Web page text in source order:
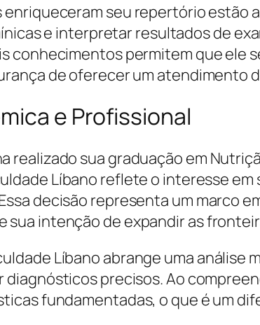
enriqueceram seu repertório estão
e interpretar resultados de
conhecimentos permitem que ele
de oferecer um atendimento
e Profissional
realizado sua graduação em
Líbano reflete o interesse
decisão representa um marco
sua intenção de expandir as
Líbano abrange uma
precisos. Ao
fundamentadas, o que é um